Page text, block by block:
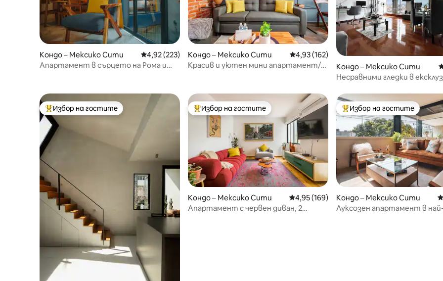
Кондо – Мексико Сити Средна оценка: 4,92 от 5, 223 отзива
4,92 (223)
Апартамент в сърцето на Рома и
Кондо – Мексико Сити Средна оценка: 4,93 от 5, 162 отзива
4,93 (162)
Красив и уютен мини апартамент/
Кондо – Мексико Сити
Несравними гледки в
работа от дома
Най-популярен избор на гостите
Избор на гостите Най-популярен избор на гостите
Избор на гостите
Кондо – Мексико Сити Средна оценка: 4,95 от 5, 169 отзива
4,95 (169)
Апартамент с червен диван, 2
Най-популярен избор на
Избор на гостите
Кондо – Мексико Сити
Луксозен апартамент в